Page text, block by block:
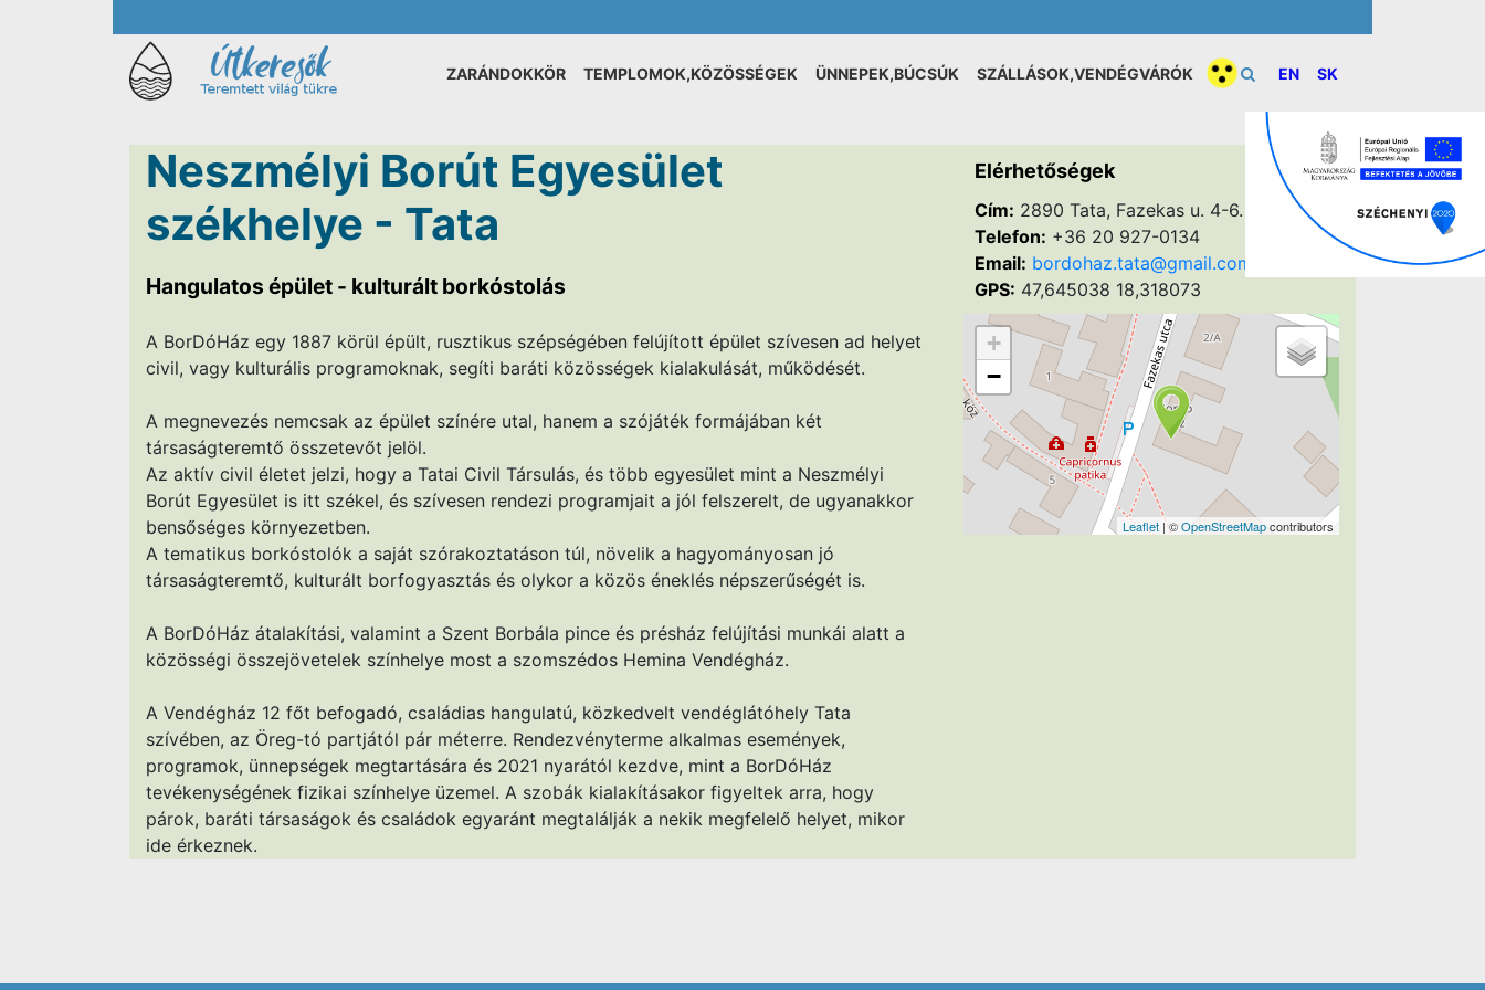
ZARÁNDOKKÖR TEMPLOMOK,KÖZÖSSÉGEK ÜNNEPEK,BÚCSÚK SZÁLLÁSOK,VENDÉGVÁRÓK EN SK
Neszmélyi Borút Egyesület
székhelye - Tata
Hangulatos épület - kulturált borkóstolás
A BorDóHáz egy 1887 körül épült, rusztikus szépségében felújított épület szívesen ad helyet
civil, vagy kulturális programoknak, segíti baráti közösségek kialakulását, működését.
A megnevezés nemcsak az épület színére utal, hanem a szójáték formájában két
társaságteremtő összetevőt jelöl.
Az aktív civil életet jelzi, hogy a Tatai Civil Társulás, és több egyesület mint a Neszmélyi
Borút Egyesület is itt székel, és szívesen rendezi programjait a jól felszerelt, de ugyanakkor
bensőséges környezetben.
A tematikus borkóstolók a saját szórakoztatáson túl, növelik a hagyományosan jó
társaságteremtő, kulturált borfogyasztás és olykor a közös éneklés népszerűségét is.
A BorDóHáz átalakítási, valamint a Szent Borbála pince és présház felújítási munkái alatt a
közösségi összejövetelek színhelye most a szomszédos Hemina Vendégház.
A Vendégház 12 főt befogadó, családias hangulatú, közkedvelt vendéglátóhely Tata
szívében, az Öreg-tó partjától pár méterre. Rendezvényterme alkalmas események,
programok, ünnepségek megtartására és 2021 nyarától kezdve, mint a BorDóHáz
tevékenységének fizikai színhelye üzemel. A szobák kialakításakor figyeltek arra, hogy
párok, baráti társaságok és családok egyaránt megtalálják a nekik megfelelő helyet, mikor
ide érkeznek.
Elérhetőségek
Cím: 2890 Tata, Fazekas u. 4-6.
Telefon: +36 20 927-0134
Email: bordohaz.tata@gmail.com
GPS: 47,645038 18,318073
+
−
Leaflet | ©OpenStreetMapcontributors